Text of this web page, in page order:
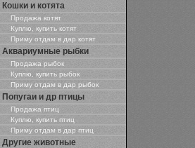
Кошки и котята
Продажа котят
Куплю, купить котят
Приму отдам в дар котят
Аквариумные рыбки
Продажа рыбок
Куплю, купить рыбок
Приму отдам в дар рыбок
Попугаи и др птицы
Продажа птиц
Куплю, купить птиц
Приму отдам в дар птиц
Другие животные